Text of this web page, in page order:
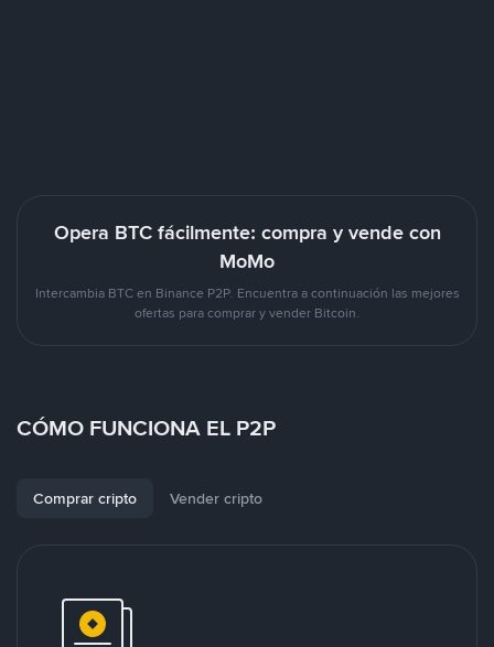
Opera BTC fácilmente: compra y vende con
MoMo
Intercambia BTC en Binance P2P. Encuentra a continuación las mejores
ofertas para comprar y vender Bitcoin.
CÓMO FUNCIONA EL P2P
Comprar cripto Vender cripto